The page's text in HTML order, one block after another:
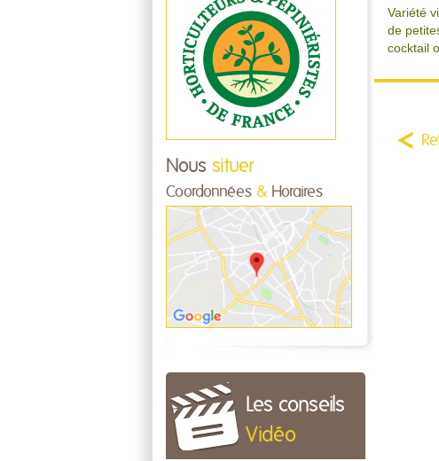
Nous situer
Coordonnées & Horaires
Les conseils
Vidéo
Variété
de
cocktail